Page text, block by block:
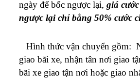
ngày để bốc ngược lại, giá
ngược lại chỉ bằng 50% cước
Hình thức vận chuyển gồm:
giao bãi xe, nhận tân nơi giao
bãi xe giao tận nơi hoặc giao